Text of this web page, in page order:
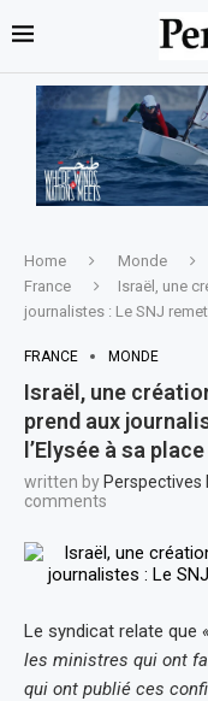
Home Monde
France
Israël, une
journalistes : Le SNJ
FRANCE MONDE
Israël, une
prend aux
l’Elysée à sa place
written by Perspectives
comments
Le syndicat relate que
les ministres qui ont
qui ont publié ces